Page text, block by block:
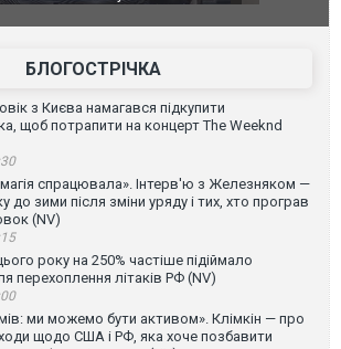
БЛОГОСТРІЧКА
з Києва намагався підкупити
щоб потрапити на концерт The Weeknd
спрацювала». Інтерв'ю з Железняком —
до зими після зміни уряду і тих, хто програв
(NV)
року на 250% частіше підіймало
перехоплення літаків РФ (NV)
ми можемо бути активом». Клімкін — про
ходи щодо США і РФ, яка хоче позбавити